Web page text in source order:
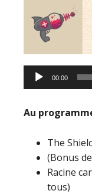
00:00
Au
The
(Bonus
Racine
tous)